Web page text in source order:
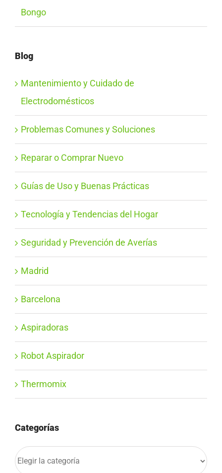
Bongo
Blog
Mantenimiento y Cuidado de
Electrodomésticos
Problemas Comunes y Soluciones
Reparar o Comprar Nuevo
Guías de Uso y Buenas Prácticas
Tecnología y Tendencias del Hogar
Seguridad y Prevención de Averías
Madrid
Barcelona
Aspiradoras
Robot Aspirador
Thermomix
Categorías
Categorías